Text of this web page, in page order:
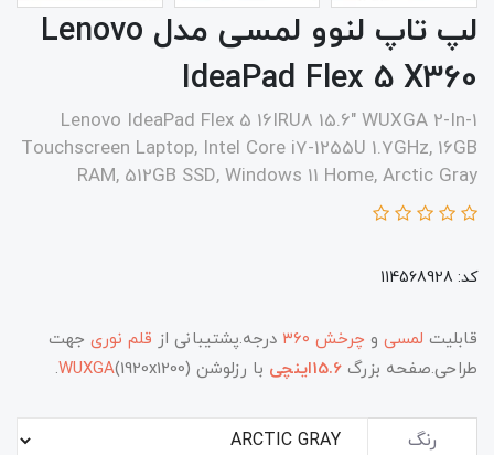
لپ تاپ لنوو لمسی مدل Lenovo
IdeaPad Flex 5 X360
Lenovo IdeaPad Flex 5 16IRU8 15.6" WUXGA 2-In-1
Touchscreen Laptop, Intel Core i7-1255U 1.7GHz, 16GB
RAM, 512GB SSD, Windows 11 Home, Arctic Gray
کد: 114568928
​​​​​​​​قابلیت لمسی و چرخش ۳۶۰ درجه.پشتیبانی از قلم نوری جهت
طراحی.صفحه بزرگ
با رزلوشن WUXGA(1920x1200).
رنگ